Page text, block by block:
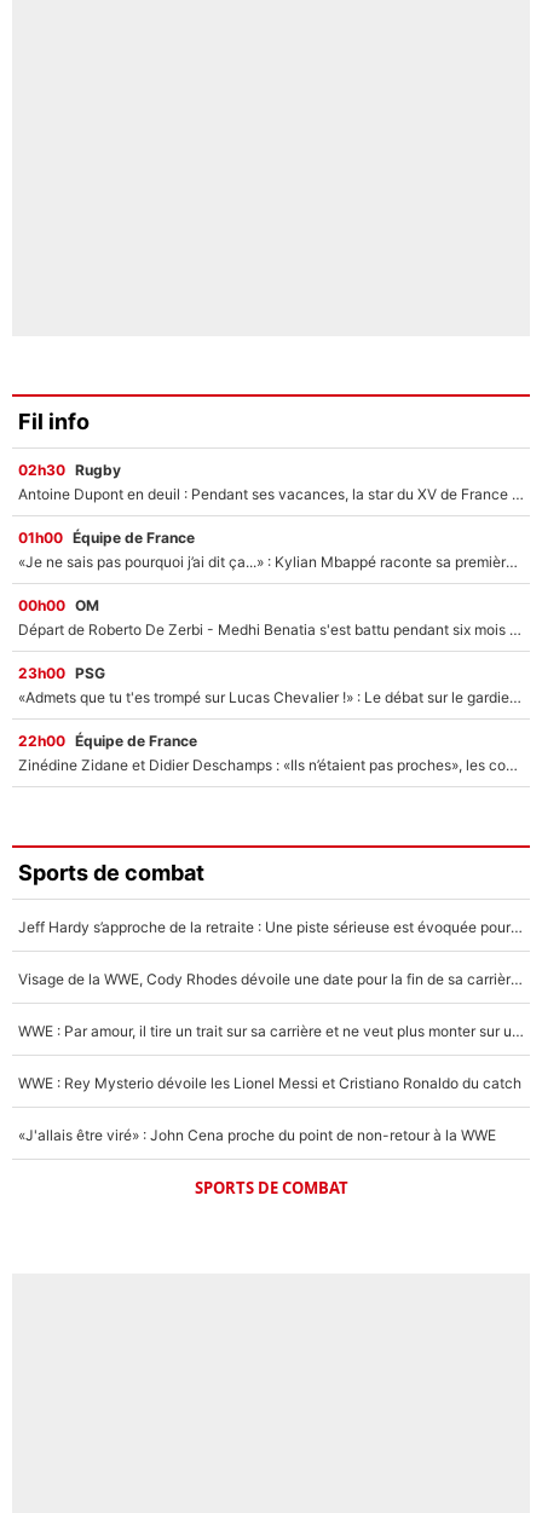
Fil info
02h30 Rugby
Antoine Dupont en deuil : Pendant ses vacances, la star du XV de France a perdu sa grand-mère
01h00 Équipe de France
«Je ne sais pas pourquoi j’ai dit ça...» : Kylian Mbappé raconte sa première rencontre avec Zinédine Zidane (et c’est très drôle)
00h00 OM
Départ de Roberto De Zerbi - Medhi Benatia s'est battu pendant six mois pour le retenir à l'OM, le PSG a été le naufrage de trop : «Je pars avec toi»
23h00 PSG
«Admets que tu t'es trompé sur Lucas Chevalier !» : Le débat sur le gardien du PSG vire au clash à l'After Foot
22h00 Équipe de France
Zinédine Zidane et Didier Deschamps : «Ils n’étaient pas proches», les confidences d’un membre de l’équipe de France 1998 sur leur relation spéciale
Sports de combat
Jeff Hardy s’approche de la retraite : Une piste sérieuse est évoquée pour la reconversion de la légende de la WWE
Visage de la WWE, Cody Rhodes dévoile une date pour la fin de sa carrière dans le catch
WWE : Par amour, il tire un trait sur sa carrière et ne veut plus monter sur un ring de catch
WWE : Rey Mysterio dévoile les Lionel Messi et Cristiano Ronaldo du catch
«J'allais être viré» : John Cena proche du point de non-retour à la WWE
SPORTS DE COMBAT